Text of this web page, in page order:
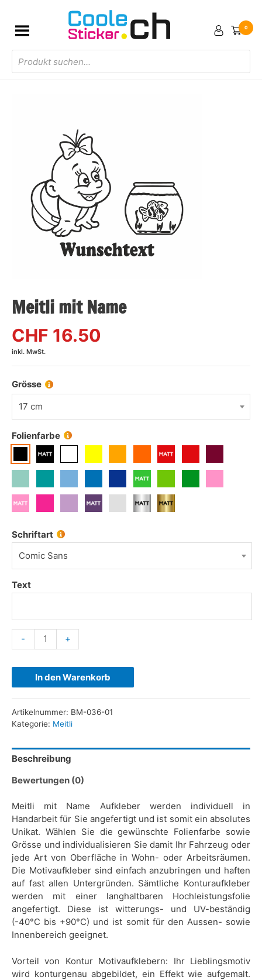
Products
search
0
Meitli mit Name
CHF 16.50
inkl. MwSt.
Grösse
17 cm
Folienfarbe
Schriftart
Comic Sans
Text
- +
In den Warenkorb
Artikelnummer: BM-036-01
Kategorie: Meitli
Beschreibung
Bewertungen (0)
Meitli mit Name Aufkleber werden individuell in
Handarbeit für Sie angefertigt und ist somit ein absolutes
Unikat. Wählen Sie die gewünschte Folienfarbe sowie
Grösse und individualisieren Sie damit Ihr Fahrzeug oder
jede Art von Oberfläche in Wohn- oder Arbeitsräumen.
Die Motivaufkleber sind einfach anzubringen und haften
auf fast allen Untergründen. Sämtliche Konturaufkleber
werden mit einer langhaltbaren Hochleistungsfolie
angefertigt. Diese ist witterungs- und UV-beständig
(-40°C bis +90°C) und ist somit für den Aussen- sowie
Innenbereich geeignet.
Vorteil von Kontur Motivaufklebern: Ihr Lieblingsmotiv
wird konturgenau abgebildet, ein Effekt wie aufgemalt.